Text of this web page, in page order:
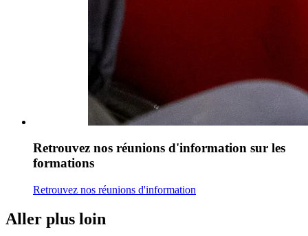
Retrouvez nos réunions d'information sur les
formations
Retrouvez nos réunions d'information
Aller plus loin